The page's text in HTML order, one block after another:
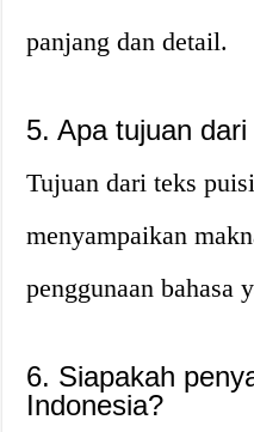
panjang dan detail.
5. Apa tujuan
Tujuan dari teks
menyampaikan
penggunaan bahasa
6. Siapakah
Indonesia?